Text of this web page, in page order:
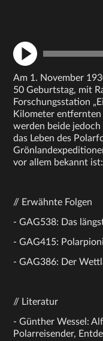
Am 1. November
50 Geburtstag, mit
Forschungsstation
Kilometer
werden beide
das Leben des
vor allem bekannt
// Erwähnte Folgen
- GAG538: Das
- GAG415:
- GAG386: Der
// Literatur
- Günther Wessel:
Polarreisender,